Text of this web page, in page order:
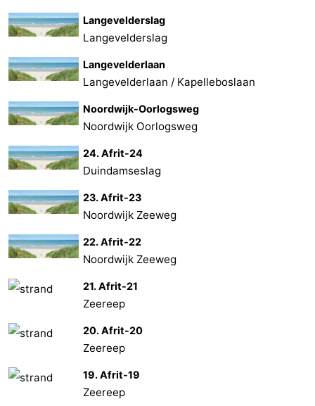
Contact Langevelderslag
Langevelderslag
Langevelderlaan
Langevelderlaan / Kapelleboslaan
Noordwijk-Oorlogsweg
Noordwijk Oorlogsweg
24. Afrit-24
Duindamseslag
23. Afrit-23
Noordwijk Zeeweg
22. Afrit-22
Noordwijk Zeeweg
21. Afrit-21
Zeereep
20. Afrit-20
Zeereep
19. Afrit-19
Zeereep